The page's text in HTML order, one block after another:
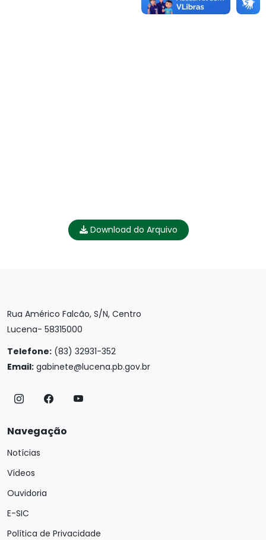
Download do Arquivo
Rua Américo Falcão, S/N, Centro
Lucena- 58315000
Telefone: (83) 32931-352
Email: gabinete@lucena.pb.gov.br
Navegação
Notícias
Vídeos
Ouvidoria
E-SIC
Política de Privacidade